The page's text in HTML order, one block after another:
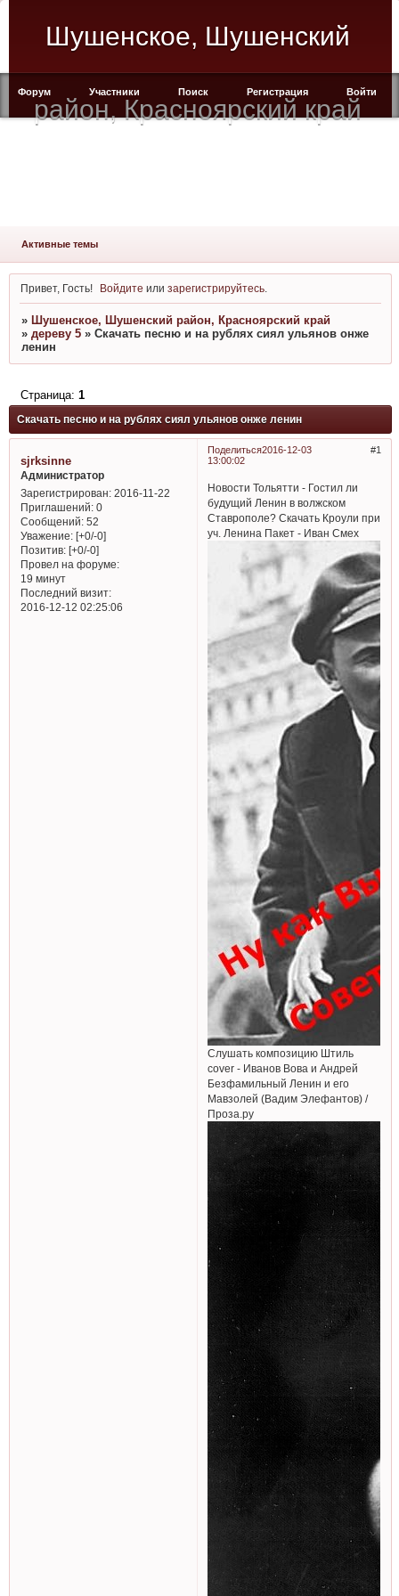
Шушенское, Шушенский
район, Красноярский край
Форум Участники Поиск Регистрация Войти
Активные темы
Привет, Гость! Войдите илизарегистрируйтесь
» Шушенское, Шушенский район, Красноярский край
» дереву 5 » Скачать песню и на рублях сиял ульянов онже
ленин
Скачать песню и на рублях сиял ульянов онже ленин
Страница: 1
Поделиться 1
2016-12-03
13:00:02
sjrksinne
Администратор
Зарегистрирован: 2016-11-22
Приглашений:0
Сообщений:52
Уважение: [+0/-0]
Позитив: [+0/-0]
Провел на форуме:
19 минут
Последний визит:
2016-12-12 02:25:06
Новости Тольятти - Гостил ли
будущий Ленин в волжском
Ставрополе? Скачать Кроули при
уч. Ленина Пакет - Иван Смех
Слушать композицию Штиль
cover - Иванов Вова и Андрей
Безфамильный Ленин и его
Мавзолей (Вадим Элефантов) /
Проза.ру